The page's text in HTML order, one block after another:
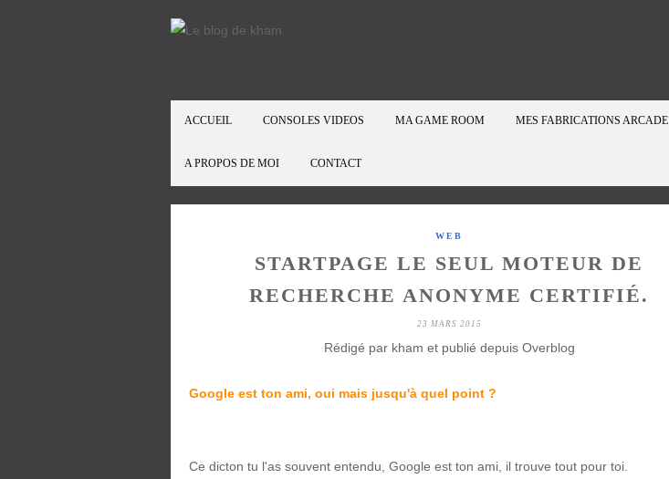
ACCUEIL CONSOLES VIDEOS MA GAME ROOM MES FABRICATIONS ARCADE
A PROPOS DE MOI CONTACT
WEB
STARTPAGE LE SEUL MOTEUR DE
RECHERCHE ANONYME CERTIFIÉ.
23 MARS 2015
Rédigé par kham et publié depuis Overblog
Google est ton ami, oui mais jusqu'à quel point ?
Ce dicton tu l'as souvent entendu, Google est ton ami, il trouve tout pour toi.